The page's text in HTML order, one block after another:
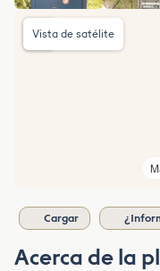
Vista de satélite
Cargar
Acerca de la